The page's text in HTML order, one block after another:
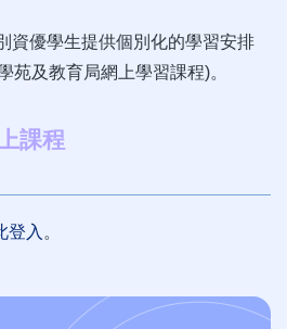
資優學生提供個別化的學習安排
苑及教育局網上學習課程)。
課程
登入 。